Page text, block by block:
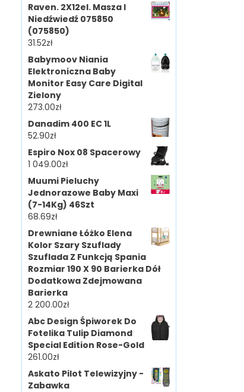
Raven. 2X12el. Masza I
Niedźwiedź 075850
(075850)
31.52zł
Babymoov Niania
Elektroniczna Baby
Monitor Easy Care Digital
Zielony
273.00zł
Danadim 400 EC 1L
52.90zł
Espiro Nox 08 Spacerowy
1 049.00zł
Muumi Pieluchy
Jednorazowe Baby Maxi
(7-14Kg) 46Szt
68.69zł
Drewniane Łóżko Elena
Kolor Szary Szuflady
Szuflada Z Funkcją Spania
Rozmiar 190 X 90 Barierka Dół
Dodatkowa Zdejmowana
Barierka
2 200.00zł
Abc Design Śpiworek Do
Fotelika Tulip Diamond
Special Edition Rose-Gold
261.00zł
Askato Pilot Telewizyjny -
Zabawka